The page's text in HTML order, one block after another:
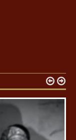
 